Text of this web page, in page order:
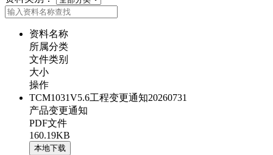
资料名称
所属分类
文件类别
大小
操作
TCM1031V5.6工程变更通知20260731
产品变更通知
PDF文件
160.19KB
本地下载